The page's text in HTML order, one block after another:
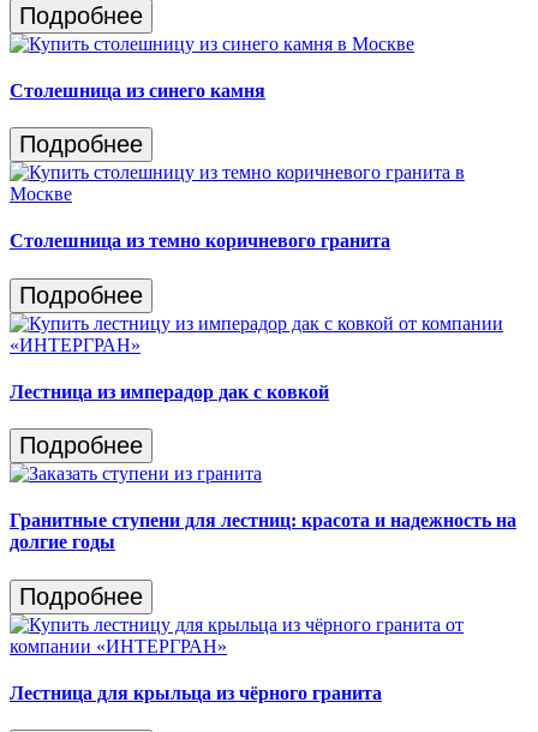
Подробнее
Столешница из синего камня
Подробнее
Столешница из темно коричневого гранита
Подробнее
Лестница из имперадор дак с ковкой
Подробнее
Гранитные ступени для лестниц: красота и надежность на
долгие годы
Подробнее
Лестница для крыльца из чёрного гранита